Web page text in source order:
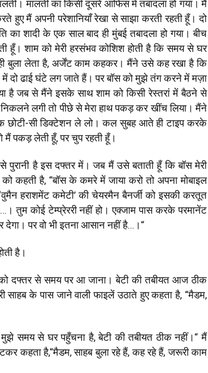
मालती का किसी दूसरे आफिस में तबादला हो गया। मैं
मैं अपनी परेशानियाँ रेखा से साझा करती रहती हूँ। दो
का शादी के एक साल बाद ही मुंबई तबादला हो गया। बीच
हूँ। शाम को मेरी हरसंभव कोशिश होती है कि समय से घर
बुला लेता है, अर्जेंट काम कहकर। मैंने उसे कह रखा है कि
में दो ढाई घंटे लग जाते हैं। पर बॉस को मुझे तंग करने में मज़ा
है जब से मैंने इसके साथ शाम को किसी रेस्तरां में बैठने से
लगी तो पीछे से मेरा हाथ पकड़ कर खींच लिया। मैंने
छोटी-सी डिक्टेशन ले लो। कल सुबह आते ही टाइप करके
मैं पकड़ लेती हूँ,पर चुप रहती हूँ।
है इस दफ्तर में। जब मैं उसे बताती हूँ कि बॉस मेरी
कहती है, “बॉस के कमरे में जाया करो तो अपना मोबाइल
‘वुमैन हराशमेंट कमेटी’की चेयरमैन बैनर्जी को इसकी करतूत
तुम कोई टेम्प्रेररी नहीं हो। एक्जाम पास करके परमानेंट
देगा। पर वो भी इतना आसान नहीं है…। “
है।
दफ्तर से समय पर आ जाना। बेटी की तबीयत आज ठीक
साहब के पास जाने वाली फाइलें उठाते हुए कहता है, “मैडम,
समय से घर पहुँचना है,बेटी की तबीयत ठीक नहीं। “मैं
कहता है,“मैडम,साहब बुला रहे हैं,कह रहे हैं,जरूरी काम